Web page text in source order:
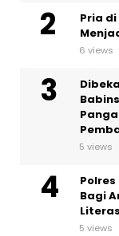
Pria
6 views
5 views
Polres
Bagi
5 views